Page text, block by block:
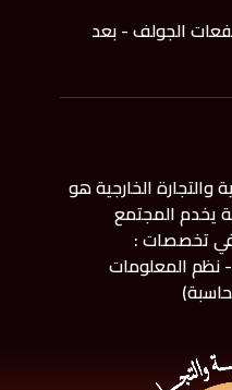
الجولف - بعد
والتجارة الخارجية هو
يخدم المجتمع
في تخصصات :
- نظم المعلومات